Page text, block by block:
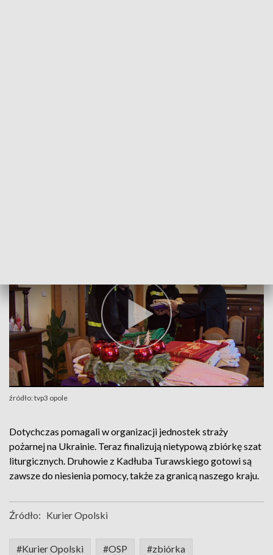
źródło: tvp3 opole
Dotychczas pomagali w organizacji jednostek straży
pożarnej na Ukrainie. Teraz finalizują nietypową zbiórkę szat
liturgicznych. Druhowie z Kadłuba Turawskiego gotowi są
zawsze do niesienia pomocy, także za granicą naszego kraju.
Źródło: Kurier Opolski
#Kurier Opolski #OSP #zbiórka